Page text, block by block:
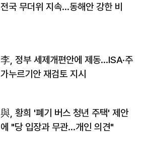
전국 무더위 지속…동해안 강한 비
李, 정부 세제개편안에 제동…ISA·주
가누르기안 재검토 지시
與, 황희 '폐기 버스 청년 주택' 제안
에 "당 입장과 무관…개인 의견"